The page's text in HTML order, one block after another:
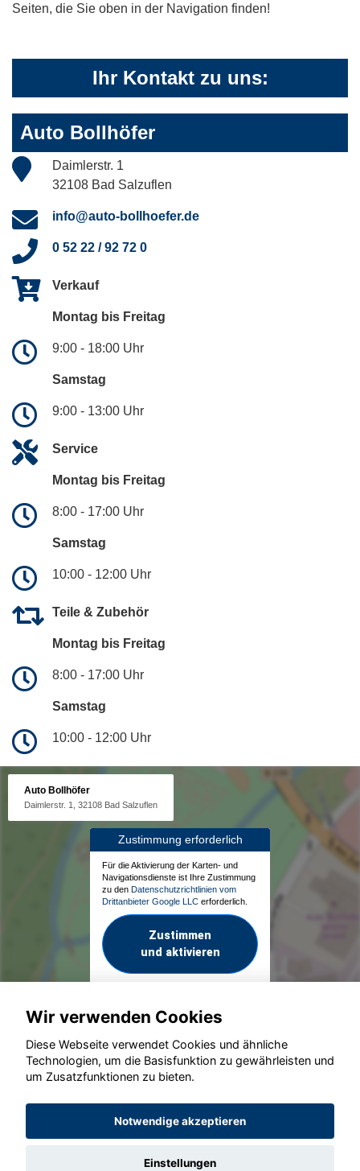
Seiten, die Sie oben in der Navigation finden!
Ihr Kontakt zu uns:
Auto Bollhöfer
Daimlerstr. 1
32108 Bad Salzuflen
info@auto-bollhoefer.de
0 52 22 / 92 72 0
Verkauf
Montag bis Freitag
9:00 - 18:00 Uhr
Samstag
9:00 - 13:00 Uhr
Service
Montag bis Freitag
8:00 - 17:00 Uhr
Samstag
10:00 - 12:00 Uhr
Teile & Zubehör
Montag bis Freitag
8:00 - 17:00 Uhr
Samstag
10:00 - 12:00 Uhr
Auto Bollhöfer
Daimlerstr. 1, 32108 Bad Salzuflen
Zustimmung erforderlich
Für die Aktivierung der Karten- und
Navigationsdienste ist Ihre Zustimmung
zu den Datenschutzrichtlinien vom
Drittanbieter Google LLC erforderlich.
Zustimmen
und aktivieren
© konjunkturmotor.de GmbH 2020 - 2026
Wir verwenden Cookies
Diese Webseite verwendet Cookies und ähnliche
Technologien, um die Basisfunktion zu gewährleisten und
um Zusatzfunktionen zu bieten.
Notwendige akzeptieren
Einstellungen